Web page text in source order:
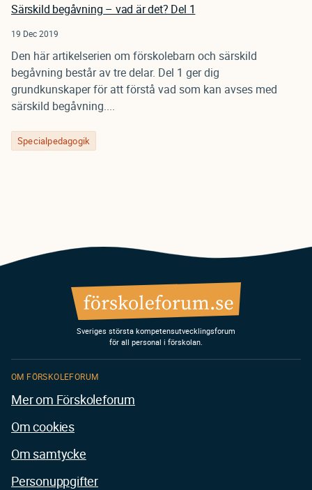
Särskild begåvning – vad är det? Del 1
19 Dec 2019
Den här artikelserien om förskolebarn och särskild
begåvning består av tre delar. Del 1 ger dig
grundkunskaper för att förstå vad som kan avses med
särskild begåvning....
Specialpedagogik
Sveriges största kompetensutvecklingsforum
för all personal i förskolan.
OM FÖRSKOLEFORUM
Mer om Förskoleforum
Om cookies
Om samtycke
Personuppgifter